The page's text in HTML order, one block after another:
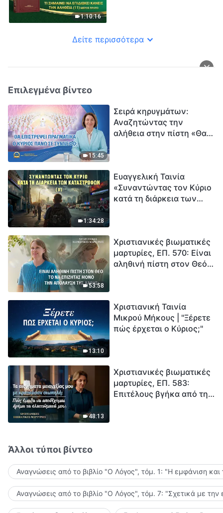
1:10:16
Δείτε περισσότερα
Επιλεγμένα βίντεο
15:45
Σειρά κηρυγμάτων:
Αναζητώντας την
αλήθεια στην πίστη «Θα
1:34:28
Ευαγγελική Ταινία
«Συναντώντας τον Κύριο
κατά τη διάρκεια των
εξαφάνισης». Οι
καταστροφές χτυπούν.
Ξεκινά η αντίστροφη
53:58
Χριστιανικές βιωματικές
μαρτυρίες, ΕΠ. 570: Είναι
αληθινή πίστη στον Θεό
13:10
Χριστιανική Ταινία
Μικρού Μήκους | "Ξέρετε
πώς έρχεται ο Κύριος;"
48:13
Χριστιανικές βιωματικές
μαρτυρίες, ΕΠ. 583:
Επιτέλους βγήκα από τη
Άλλοι τύποι βίντεο
Αναγνώσεις από το βιβλίο "Ο Λόγος", τόμ. 1: "Η εμφάνιση
Αναγνώσεις από το βιβλίο "Ο Λόγος", τόμ. 7: "Σχετικά με την